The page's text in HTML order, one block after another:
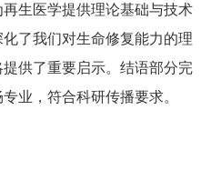
生医学提供理论基础与技术
了我们对生命修复能力的理
供了重要启示。结语部分完
业，符合科研传播要求。